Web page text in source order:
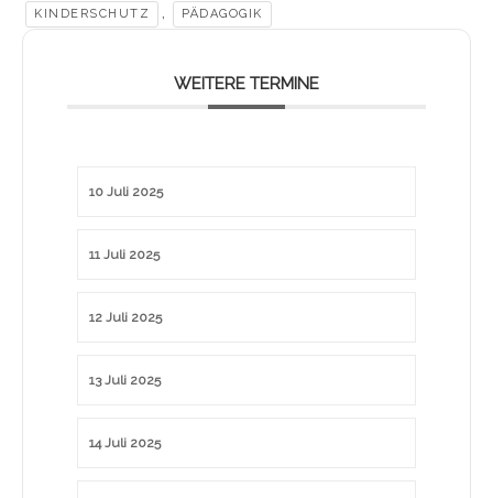
KINDERSCHUTZ , PÄDAGOGIK
WEITERE TERMINE
10 Juli 2025
11 Juli 2025
12 Juli 2025
13 Juli 2025
14 Juli 2025